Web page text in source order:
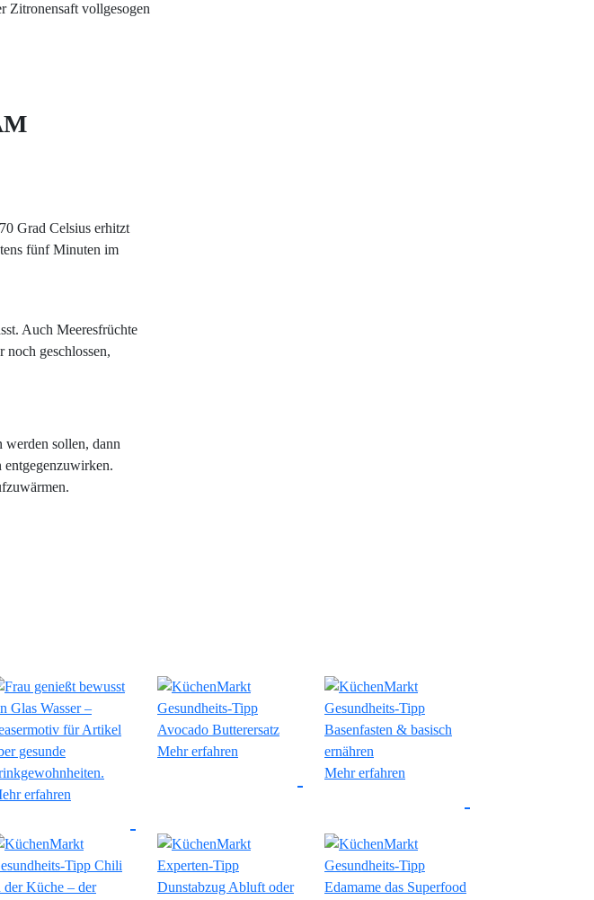
Zitronensaft vollgesogen
Grad Celsius erhitzt
fünf Minuten im
Auch Meeresfrüchte
geschlossen,
werden sollen, dann
erfahren
Mehr erfahren
Mehr erfahren